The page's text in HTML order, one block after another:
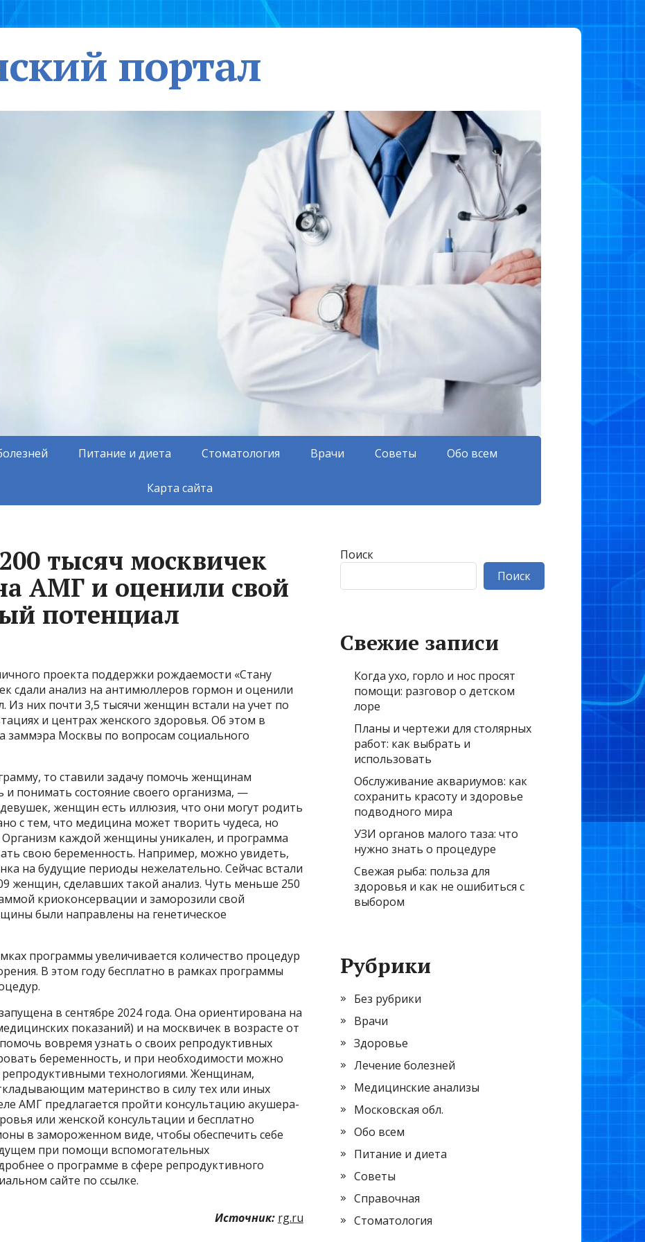
портал
Питание и диета Стоматология Врачи Советы Обо всем
Карта сайта
тысяч москвичек
АМГ и оценили свой
потенциал
проекта поддержки рождаемости «Стану
сдали анализ на антимюллеров гормон и оценили
Из них почти 3,5 тысячи женщин встали на учет по
и центрах женского здоровья. Об этом в
заммэра Москвы по вопросам социального
то ставили задачу помочь женщинам
понимать состояние своего организма, —
женщин есть иллюзия, что они могут родить
с тем, что медицина может творить чудеса, но
Организм каждой женщины уникален, и программа
свою беременность. Например, можно увидеть,
на будущие периоды нежелательно. Сейчас встали
женщин, сделавших такой анализ. Чуть меньше 250
криоконсервации и заморозили свой
были направлены на генетическое
программы увеличивается количество процедур
В этом году бесплатно в рамках программы
в сентябре 2024 года. Она ориентирована на
показаний) и на москвичек в возрасте от
вовремя узнать о своих репродуктивных
беременность, и при необходимости можно
технологиями. Женщинам,
материнство в силу тех или иных
АМГ предлагается пройти консультацию акушера-
или женской консультации и бесплатно
в замороженном виде, чтобы обеспечить себе
при помощи вспомогательных
о программе в сфере репродуктивного
сайте по ссылке.
Источник: rg.ru
Поиск
Поиск
Свежие записи
Когда ухо, горло и нос просят
помощи: разговор о детском
лоре
Планы и чертежи для столярных
работ: как выбрать и
использовать
Обслуживание аквариумов: как
сохранить красоту и здоровье
подводного мира
УЗИ органов малого таза: что
нужно знать о процедуре
Свежая рыба: польза для
здоровья и как не ошибиться с
выбором
Рубрики
Без рубрики
Врачи
Здоровье
Лечение болезней
Медицинские анализы
Московская обл.
Обо всем
Питание и диета
Советы
Справочная
Стоматология